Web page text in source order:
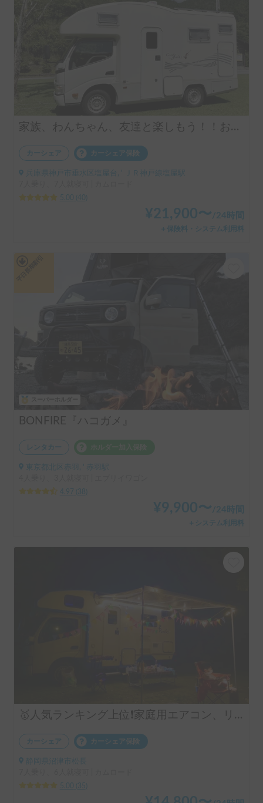
家族、わんちゃん、友達と楽しもう！！お気軽旅行のキャンピングカー（コルドバンクス）四国・淡路島にアクセス抜群🗾ペット大歓迎🐶ケージ無しOK、WIFI無料
カーシェア カーシェア保険
兵庫県神戸市垂水区塩屋台, ' ＪＲ神戸線塩屋駅
5.00
40
¥21,900〜/24時間
＋保険料・システム利用料
BONFIRE『ハコガメ』
レンタカー
東京都北区赤羽, ' 赤羽駅
4.97
38
¥9,900〜 /24時間
＋システム利用料
🥇人気ランキング上位❗️家庭用エアコン、リチウムバッテリー、キッチン設備有り！事前見学ok!フル装備のキャンピングカー‼️
カーシェア カーシェア保険
5.00
35